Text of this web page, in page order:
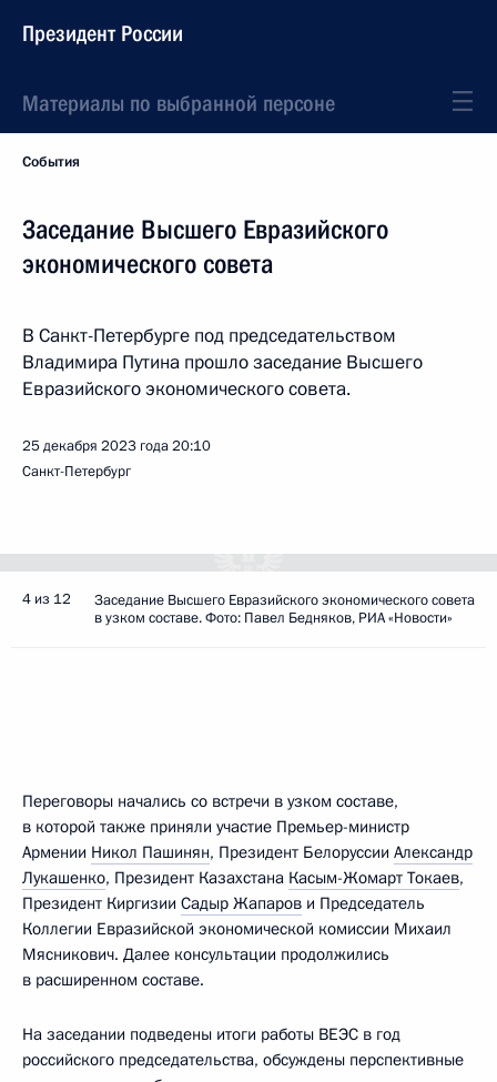
Президент России
Материалы по выбранной персоне
События
Заседание Высшего Евразийского
экономического совета
В Санкт-Петербурге под председательством
Владимира Путина прошло заседание Высшего
Евразийского экономического совета.
25 декабря 2023 года20:10
Санкт-Петербург
4 из 12
Заседание Высшего Евразийского экономического совета
в узком составе. Фото: Павел Бедняков, РИА «Новости»
Переговоры начались со встречи в узком составе,
в которой также приняли участие Премьер-министр
Армении Никол Пашинян, Президент Белоруссии Александр
Лукашенко, Президент Казахстана Касым-Жомарт Токаев,
Президент Киргизии Садыр Жапаров и Председатель
Коллегии Евразийской экономической комиссии Михаил
Мясникович. Далее консультации продолжились
в расширенном составе.
На заседании подведены итоги работы ВЕЭС в год
российского председательства, обсуждены перспективные